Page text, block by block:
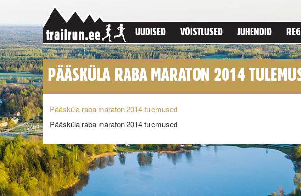
UUDISED VÕISTLUSED JUHENDID
PÄÄSKÜLA RABA MARATON 2014
Pääsküla raba maraton 2014 tulemused
Pääsküla raba maraton 2014 tulemused